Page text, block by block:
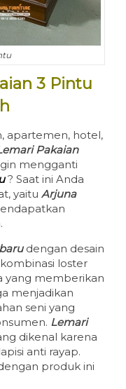
3 Pintu
apartemen, hotel,
Pakaian
mengganti
? Saat ini Anda
yaitu Arjuna
dengan desain
loster
yang memberikan
menjadikan
seni yang
Lemari
dikenal karena
anti rayap.
produk ini